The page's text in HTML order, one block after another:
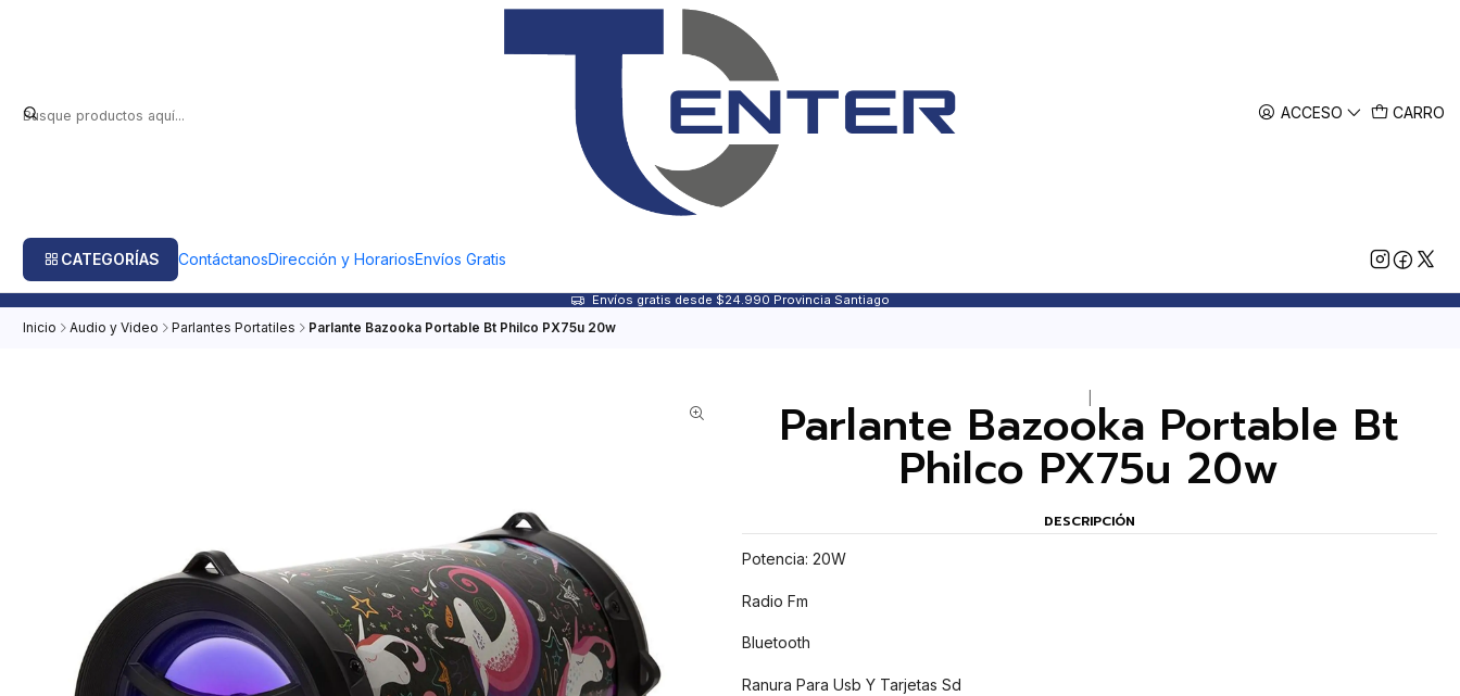
ACCESO CARRO
CATEGORÍAS ContáctanosDirección y HorariosEnvíos Gratis
Envíos gratis desde $24.990 Provincia Santiago
Inicio Audio y Video Parlantes Portatiles Parlante Bazooka Portable Bt Philco PX75u 20w
Parlante Bazooka Portable Bt
Philco PX75u 20w
DESCRIPCIÓN
Potencia: 20W
Radio Fm
Bluetooth
Ranura Para Usb Y Tarjetas Sd